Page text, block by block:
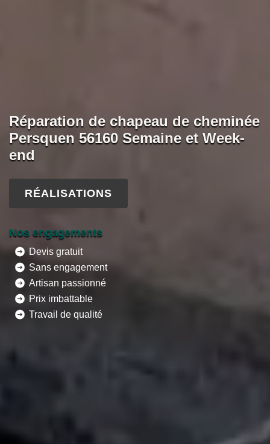
Réparation de chapeau de cheminée
Persquen 56160 Semaine et Week-
end
RÉALISATIONS
Nos engagements
Devis gratuit
Sans engagement
Artisan passionné
Prix imbattable
Travail de qualité